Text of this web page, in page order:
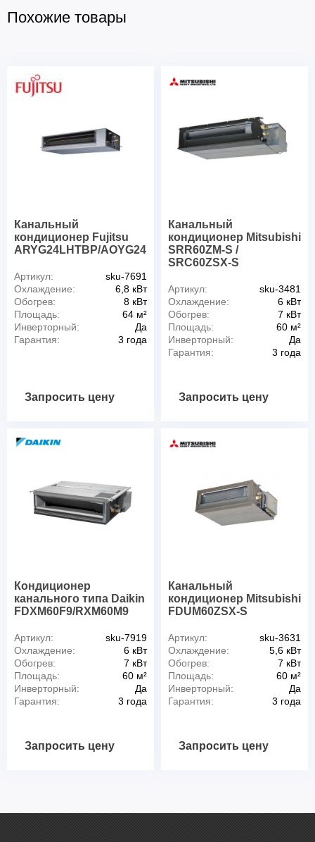
Похожие товары
Канальный
кондиционер Fujitsu
ARYG24LHTBP/AOYG24LBCA
Артикул:
sku-7691
Охлаждение:
6,8 кВт
Обогрев:
8 кВт
Площадь:
64 м²
Инверторный:
Да
Гарантия:
3 года
Запросить цену
Канальный
кондиционер Mitsubishi
SRR60ZМ-S /
SRC60ZSX-S
Артикул:
sku-3481
Охлаждение:
6 кВт
Обогрев:
7 кВт
Площадь:
60 м²
Инверторный:
Да
Гарантия:
3 года
Запросить цену
Кондиционер
канального типа Daikin
FDXM60F9/RXM60M9
Артикул:
sku-7919
Охлаждение:
6 кВт
Обогрев:
7 кВт
Площадь:
60 м²
Инверторный:
Да
Гарантия:
3 года
Запросить цену
Канальный
кондиционер Mitsubishi
FDUM60ZSX-S
Артикул:
sku-3631
Охлаждение:
5,6 кВт
Обогрев:
7 кВт
Площадь:
60 м²
Инверторный:
Да
Гарантия:
3 года
Запросить цену